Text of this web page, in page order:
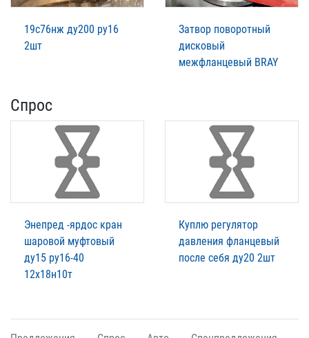
19с76нж ду200 ру16
2шт
Затвор поворотный
дисковый
межфланцевый BRAY
Спрос
Энепред -ярдос кран
шаровой муфтовый
ду15 ру16-40
12х18н10т
Куплю регулятор
давления фланцевый
после себя ду20 2шт